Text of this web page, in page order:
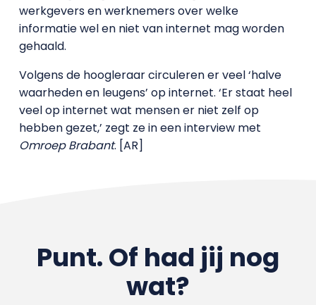
werkgevers en werknemers over welke
informatie wel en niet van internet mag worden
gehaald.
Volgens de hoogleraar circuleren er veel ‘halve
waarheden en leugens’ op internet. ‘Er staat heel
veel op internet wat mensen er niet zelf op
hebben gezet,’ zegt ze in een interview met
Omroep Brabant. [AR]
Punt. Of had jij nog
wat?